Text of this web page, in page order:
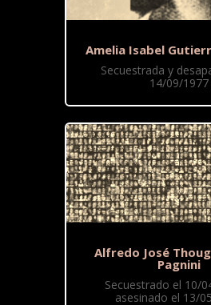
Amelia Isabel
Secuestrada y
14/09/1977
Alfredo José
Pagnini
Secuestrado el 10/
asesinado el 13/